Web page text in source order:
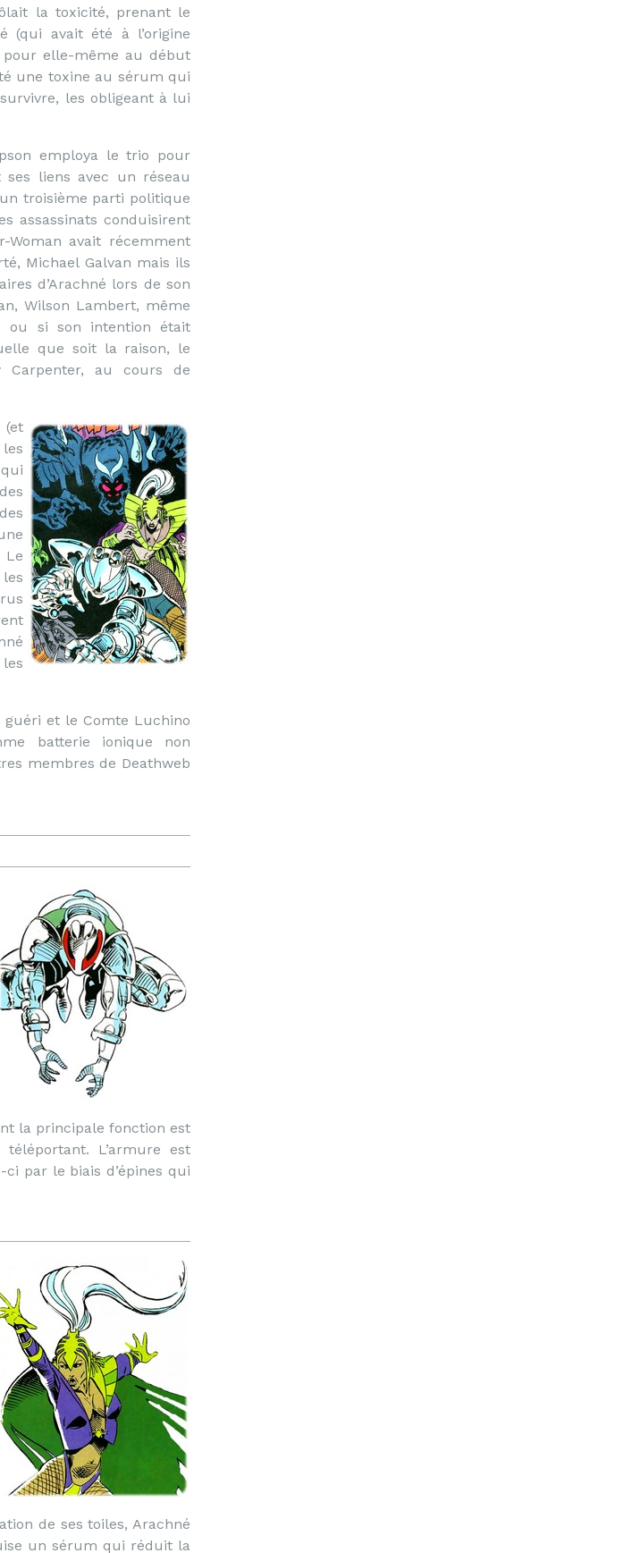
la toxicité, prenant le
(qui avait été à l’origine
pour elle-même au début
une toxine au sérum qui
les obligeant à lui
employa le trio pour
liens avec un réseau
troisième parti politique
assassinats conduisirent
avait récemment
Michael Galvan mais ils
d’Arachné lors de son
Wilson Lambert, même
ou si son intention était
que soit la raison, le
Carpenter, au cours de
(et
et le Comte Luchino
batterie ionique non
membres de Deathweb
la principale fonction est
L’armure est
par le biais d’épines qui
de ses toiles, Arachné
un sérum qui réduit la